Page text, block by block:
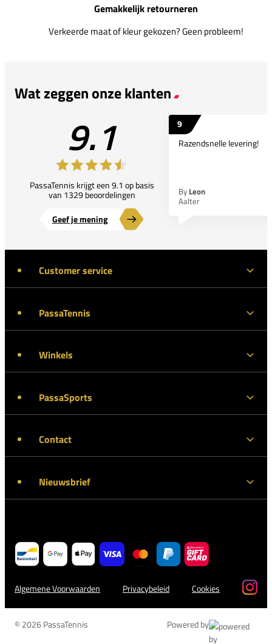
Gemakkelijk retourneren
Verkeerde maat of kleur gekozen? Geen probleem!
Wat zeggen onze klanten
9.1
PassaTennis krijgt een 9.1 op basis
van 1329 beoordelingen
Geef je mening
9
Razendsnelle levering!
By Leon
Aalter
Customer service
PassaTennis
Winkels
PassaSports
Contact
Nieuwsbrief
Algemene Voorwaarden Privacybeleid Cookies
© 2026 PassaTennis Powered by